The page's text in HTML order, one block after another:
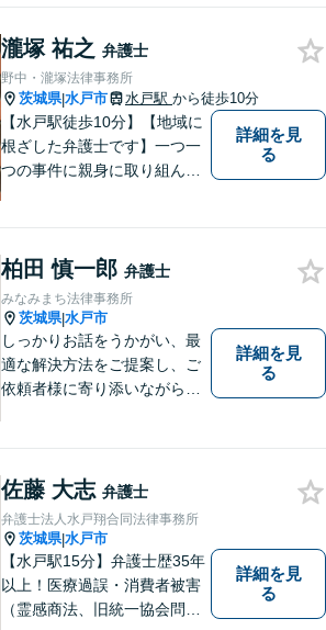
ートします。
瀧塚 祐之 弁護士
野中・瀧塚法律事務所
茨城県|水戸市 水戸駅 から徒歩10分
【水戸駅徒歩10分】【地域に
根ざした弁護士です】一つ一
つの事件に親身に取り組んで
把握した上で、正当な権利を
守るために丁寧な対応を致し
ます。
詳細を見
る
柏田 慎一郎 弁護士
みなみまち法律事務所
茨城県|水戸市
しっかりお話をうかがい、最
適な解決方法をご提案し、ご
依頼者様に寄り添いながら全
詳細を見
る
佐藤 大志 弁護士
弁護士法人水戸翔合同法律事務所
茨城県|水戸市
【水戸駅15分】弁護士歴35年
以上！医療過誤・消費者被害
（霊感商法、旧統一協会問題
詳細を見
る